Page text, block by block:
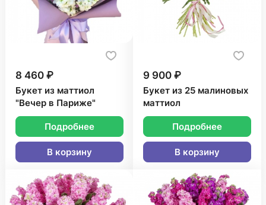
8 460 ₽
Букет из маттиол
"Вечер в Париже"
Подробнее
В корзину
9 900 ₽
Букет из 25 малиновых
маттиол
Подробнее
В корзину